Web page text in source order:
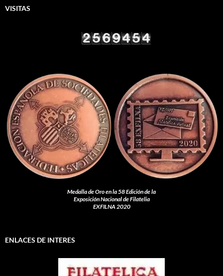
VISITAS
Medalla de Oro en la 58 Edición de la
Exposición Nacional de Filatelia
EXFILNA 2020
ENLACES DE INTERES